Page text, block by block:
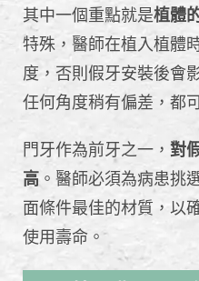
其中一個重點就是植體
特殊，醫師在植入植體
度，否則假牙安裝後會
任何角度稍有偏差，都
門牙作為前牙之一， 對
高 。醫師必須為病患挑
面條件最佳的材質，以
使用壽命。